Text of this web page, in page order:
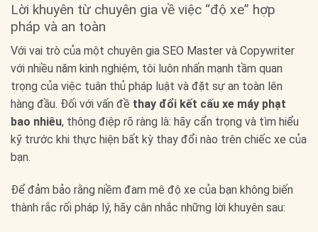
Lời khuyên từ chuyên gia về việc “độ xe” hợp
pháp và an toàn
Với vai trò của một chuyên gia SEO Master và Copywriter
với nhiều năm kinh nghiệm, tôi luôn nhấn mạnh tầm quan
trọng của việc tuân thủ pháp luật và đặt sự an toàn lên
hàng đầu. Đối với vấn đề thay đổi kết cấu xe máy phạt
bao nhiêu, thông điệp rõ ràng là: hãy cẩn trọng và tìm hiểu
kỹ trước khi thực hiện bất kỳ thay đổi nào trên chiếc xe của
bạn.
Để đảm bảo rằng niềm đam mê độ xe của bạn không biến
thành rắc rối pháp lý, hãy cân nhắc những lời khuyên sau: